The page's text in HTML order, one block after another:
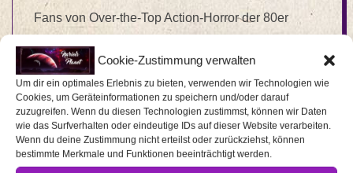
Cookie-Zustimmung verwalten
Um dir ein optimales Erlebnis zu bieten, verwenden wir Technologien wie
Cookies, um Geräteinformationen zu speichern und/oder darauf
zuzugreifen. Wenn du diesen Technologien zustimmst, können wir Daten
wie das Surfverhalten oder eindeutige IDs auf dieser Website verarbeiten.
Wenn du deine Zustimmung nicht erteilst oder zurückziehst, können
bestimmte Merkmale und Funktionen beeinträchtigt werden.
Fans von Over-the-Top Action-Horror der 80er
READ MORE →
2026-
03-
13
BY: MARCO NEUHOFF ON: 13. MÄRZ 2026
GAME,GAMING,NEUHEITEN, NEWS,WERBUNG
WITH: 0 COMMENTS